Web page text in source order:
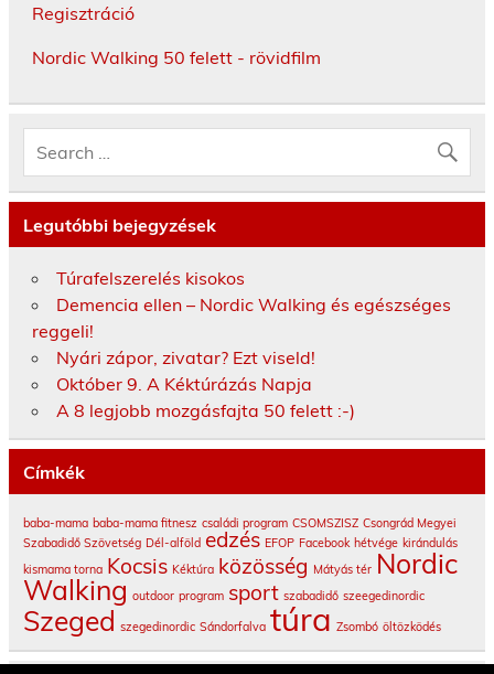
Regisztráció
Nordic Walking 50 felett - rövidfilm
Legutóbbi bejegyzések
Túrafelszerelés kisokos
Demencia ellen – Nordic Walking és egészséges
reggeli!
Nyári zápor, zivatar? Ezt viseld!
Október 9. A Kéktúrázás Napja
A 8 legjobb mozgásfajta 50 felett :-)
Címkék
baba-mama baba-mama fitnesz családi program CSOMSZISZ Csongrád Megyei
Szabadidő Szövetség Dél-alföld edzés EFOP Facebook hétvége kirándulás
kismama torna Kocsis Kéktúra közösség Mátyás tér Nordic
Walking outdoor program sport szabadidő szeegedinordic
Szeged szegedinordic Sándorfalva túra Zsombó öltözködés